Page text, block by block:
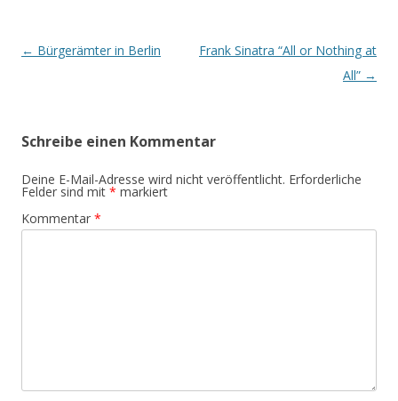
Beitrags-
← Bürgerämter in Berlin
Frank Sinatra “All or Nothing at
All” →
Schreibe einen Kommentar
Deine E-Mail-Adresse wird nicht veröffentlicht. Erforderliche
Felder sind mit * markiert
Kommentar *